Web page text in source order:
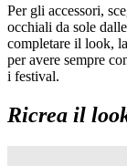
Per gli accessori,
occhiali da sole
completare il look, la
per avere sempre
i festival.
Ricrea il